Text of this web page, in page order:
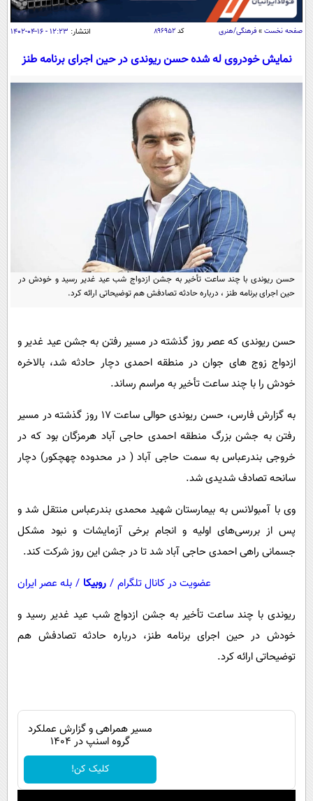
سیاسی
اقتصاد
جامعه
حوادث
سلامت
یک برش دانایی
محیط زیست
سفر و تفریح
بین الملل
سیاست خارجی
فرهنگ و هنر
علم و دانش
فناوری و It
علمی
اخبار کریپتو
قرآن
گوناگون
سرگرمی
باشگاه مغز
مجله تصویری سلاح
فیلم
اقتصاد
ورزش
سیاست
فناوری
محیط زیست
سلامت
اجتماعی
حیات وحش
سیاست خارجی
عصر ایران 2
خواندنی ها و دیدنی ها
داستان کوتاه
روانشناسی
آموزش زبان
صفحه نخست » فرهنگی/هنری کد۸۹۶۹۵۲ انتشار: ۱۲:۲۳ - ۱۶-۰۴-۱۴۰۲
نمایش خودروی له شده حسن ریوندی در حین اجرای برنامه طنز
حسن ریوندی با چند ساعت تأخیر به جشن ازدواج شب عید غدیر رسید و خودش در
حین اجرای برنامه طنز ، درباره حادثه تصادفش هم توضیحاتی ارائه کرد.
حسن ریوندی که عصر روز گذشته در مسیر رفتن به جشن عید غدیر و
ازدواج زوج های جوان در منطقه احمدی دچار حادثه شد، بالاخره
خودش را با چند ساعت تأخیر به مراسم رساند.
به گزارش فارس، حسن ریوندی حوالی ساعت ۱۷ روز گذشته در مسیر
رفتن به جشن بزرگ منطقه احمدی حاجی آباد هرمزگان بود که در
خروجی بندرعباس به سمت حاجی آباد ( در محدوده چهچکور) دچار
سانحه تصادف شدیدی شد.
وی با آمبولانس به بیمارستان شهید محمدی بندرعباس منتقل شد و
پس از بررسی‌های اولیه و انجام برخی آزمایشات و نبود مشکل
جسمانی راهی احمدی حاجی آباد شد تا در جشن این روز شرکت کند.
عضویت در کانال تلگرام / روبیکا / بله عصر ایران
ریوندی با چند ساعت تأخیر به جشن ازدواج شب عید غدیر رسید و
خودش در حین اجرای برنامه طنز، درباره حادثه تصادفش هم
توضیحاتی ارائه کرد.
مسیر همراهی و گزارش عملکرد
گروه اسنپ در ۱۴۰۴
کلیک کن!